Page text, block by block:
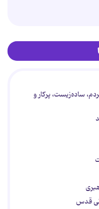
ساده‌زیست، پرکار و
قدس